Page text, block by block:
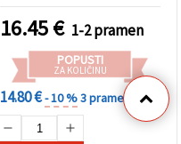
DIY narukvice i ogrlice
16.45€ 1-2 pramen
POPUSTI
ZA KOLIČINU
14.80 €- 10 %3 pramen +